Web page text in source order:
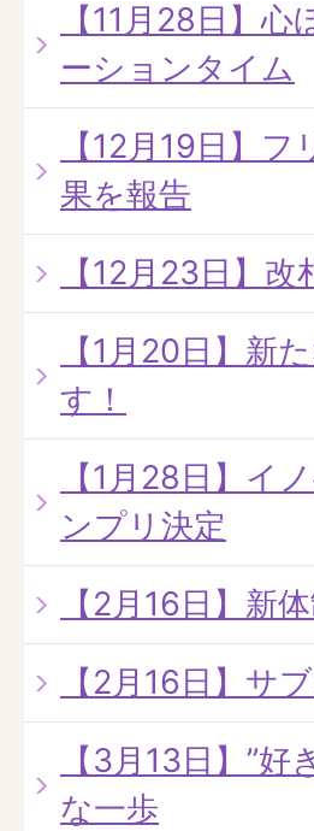
【11月28日】
ーションタイム
【12月19日】
果を報告
【12月23日】
【1月20日】新
す！
【1月28日】イ
ンプリ決定
【2月16日】新
【2月16日】サ
【3月13日】”
な一歩